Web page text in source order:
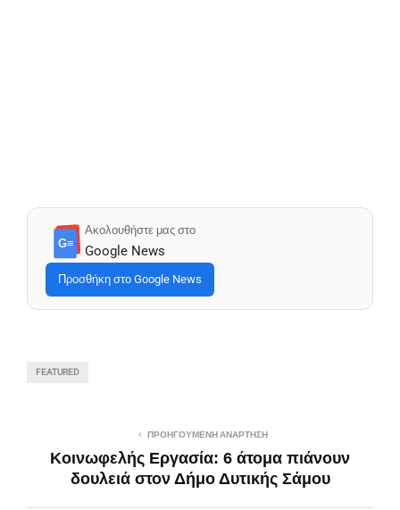
G≡
Ακολουθήστε μας στο
Google News
Προσθήκη στο Google News
FEATURED
ΠΡΟΗΓΟΎΜΕΝΗ ΑΝΆΡΤΗΣΗ
Κοινωφελής Εργασία: 6 άτομα πιάνουν
δουλειά στον Δήμο Δυτικής Σάμου